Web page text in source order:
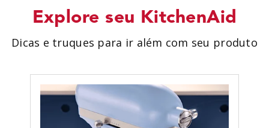
Explore seu KitchenAid
Dicas e truques para ir além com seu produto